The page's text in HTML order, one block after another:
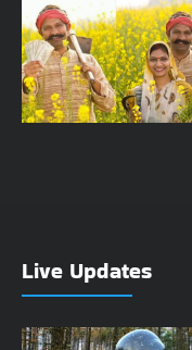
Live Updates